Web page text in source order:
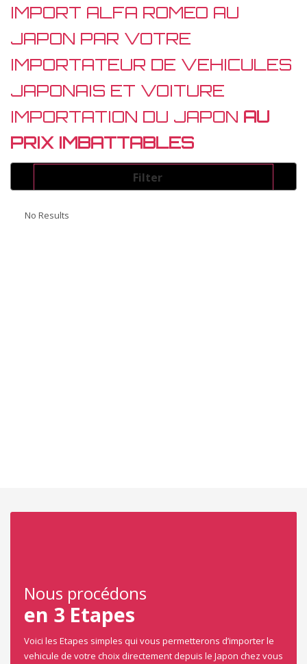
IMPORT ALFA ROMEO AU
JAPON PAR VOTRE
IMPORTATEUR DE VEHICULES
JAPONAIS ET VOITURE
IMPORTATION DU JAPON AU
PRIX IMBATTABLES
Filter
Energie
Coupé
Cabriolet
Berline
No Results
Nous procédons
en 3 Etapes
Voici les Etapes simples qui vous permetterons d’importer le
vehicule de votre choix directement depuis le Japon chez vous